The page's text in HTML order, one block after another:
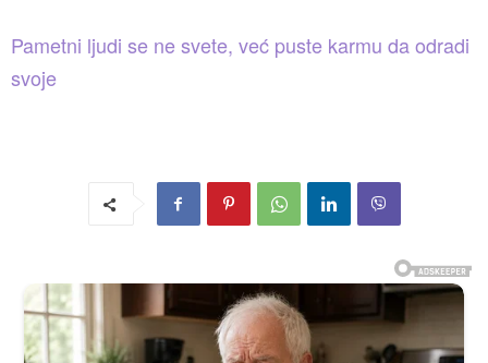
Pametni ljudi se ne svete, već puste karmu da odradi
svoje